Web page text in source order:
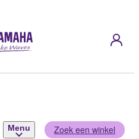
Menu Zoek een winkel